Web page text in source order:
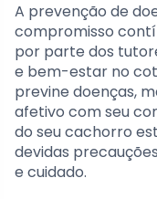
A prevenção de
compromisso
por parte dos
e bem-estar no
previne doenças,
afetivo com seu
do seu cachorro
devidas
e cuidado.